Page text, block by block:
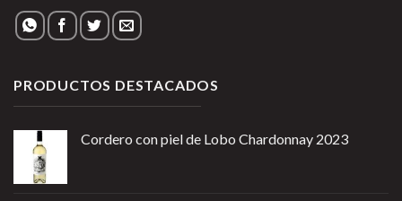
PRODUCTOS DESTACADOS
Cordero con piel de Lobo Chardonnay 2023